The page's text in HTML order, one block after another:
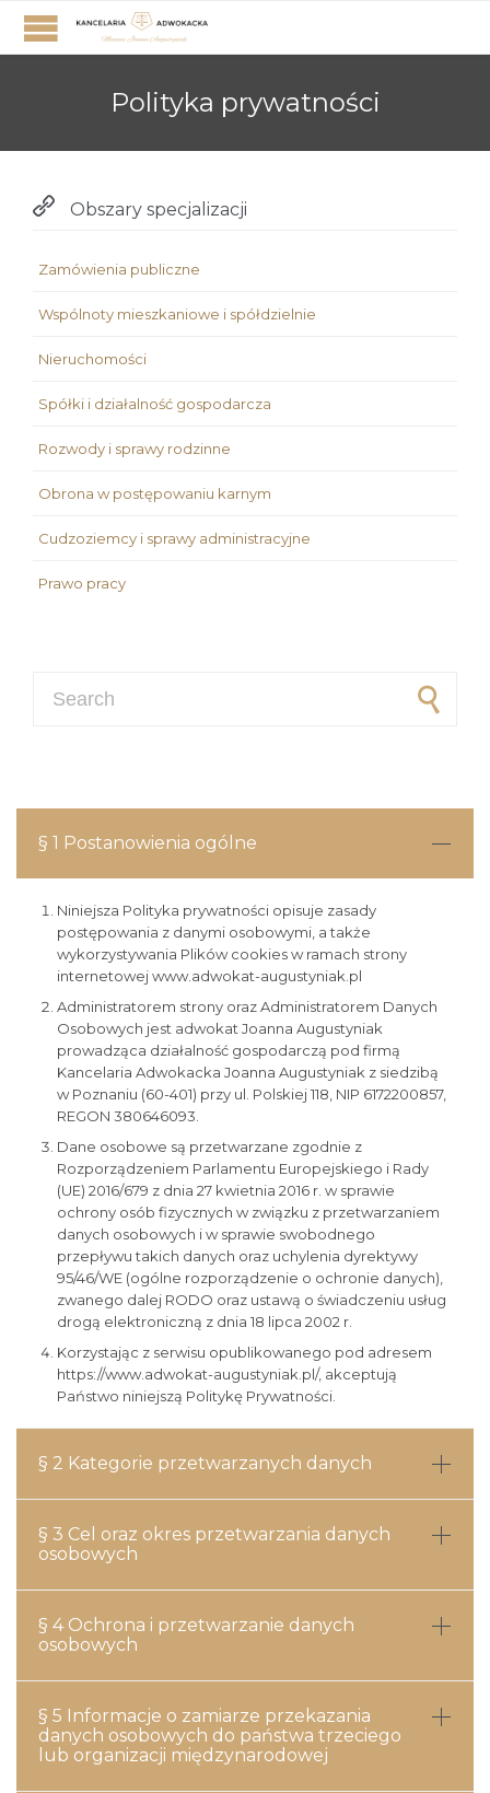
Polityka prywatności
 Obszary specjalizacji
Zamówienia publiczne
Wspólnoty mieszkaniowe i spółdzielnie
Nieruchomości
Spółki i działalność gospodarcza
Rozwody i sprawy rodzinne
Obrona w postępowaniu karnym
Cudzoziemcy i sprawy administracyjne
Prawo pracy
§ 1 Postanowienia ogólne
Niniejsza Polityka prywatności opisuje zasady
postępowania z danymi osobowymi, a także
wykorzystywania Plików cookies w ramach strony
internetowej www.adwokat-augustyniak.pl
Administratorem strony oraz Administratorem Danych
Osobowych jest adwokat Joanna Augustyniak
prowadząca działalność gospodarczą pod firmą
Kancelaria Adwokacka Joanna Augustyniak z siedzibą
w Poznaniu (60-401) przy ul. Polskiej 118, NIP 6172200857,
REGON 380646093.
Dane osobowe są przetwarzane zgodnie z
Rozporządzeniem Parlamentu Europejskiego i Rady
(UE) 2016/679 z dnia 27 kwietnia 2016 r. w sprawie
ochrony osób fizycznych w związku z przetwarzaniem
danych osobowych i w sprawie swobodnego
przepływu takich danych oraz uchylenia dyrektywy
95/46/WE (ogólne rozporządzenie o ochronie danych),
zwanego dalej RODO oraz ustawą o świadczeniu usług
drogą elektroniczną z dnia 18 lipca 2002 r.
Korzystając z serwisu opublikowanego pod adresem
https://www.adwokat-augustyniak.pl/, akceptują
Państwo niniejszą Politykę Prywatności.
§ 2 Kategorie przetwarzanych danych
§ 3 Cel oraz okres przetwarzania danych
osobowych
§ 4 Ochrona i przetwarzanie danych
osobowych
§ 5 Informacje o zamiarze przekazania
danych osobowych do państwa trzeciego
lub organizacji międzynarodowej